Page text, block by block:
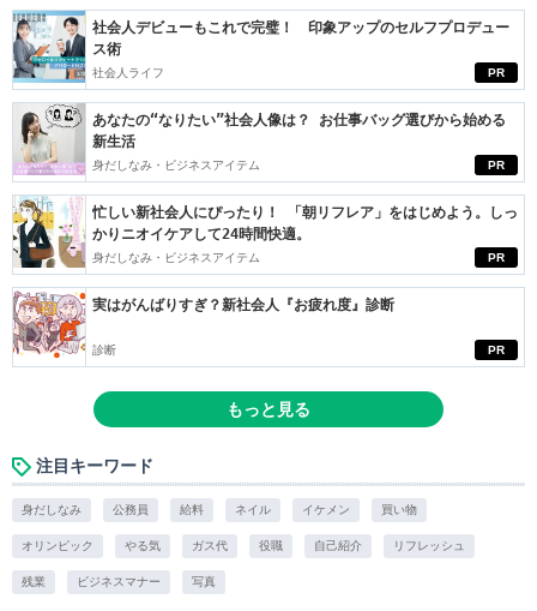
PR
社会人デビューもこれで完璧！ 印象アップのセルフプロデュー
ス術
社会人ライフ
PR
あなたの“なりたい”社会人像は？ お仕事バッグ選びから始める
新生活
身だしなみ・ビジネスアイテム
PR
忙しい新社会人にぴったり！ 「朝リフレア」をはじめよう。しっ
かりニオイケアして24時間快適。
身だしなみ・ビジネスアイテム
PR
実はがんばりすぎ？新社会人『お疲れ度』診断
診断
もっと見る
注目キーワード
身だしなみ 公務員 給料 ネイル イケメン 買い物
オリンピック やる気 ガス代 役職 自己紹介 リフレッシュ
残業 ビジネスマナー 写真